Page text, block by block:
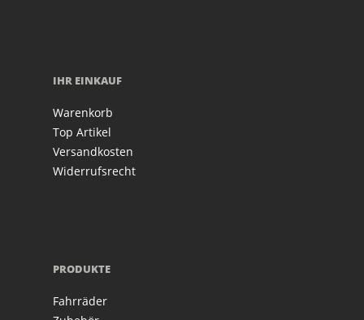
IHR EINKAUF
Warenkorb
Top Artikel
Versandkosten
Widerrufsrecht
PRODUKTE
Fahrräder